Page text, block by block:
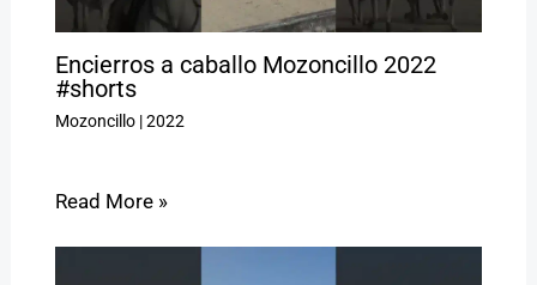
Encierros a caballo Mozoncillo 2022
#shorts
Mozoncillo|2022
Read More »